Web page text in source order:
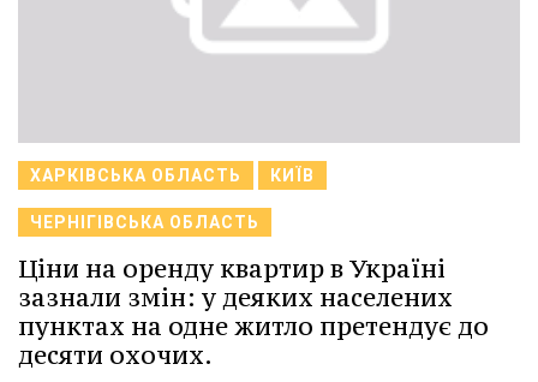
ХАРКІВСЬКА ОБЛАСТЬ КИЇВ
ЧЕРНІГІВСЬКА ОБЛАСТЬ
Ціни на оренду квартир в Україні
зазнали змін: у деяких населених
пунктах на одне житло претендує до
десяти охочих.